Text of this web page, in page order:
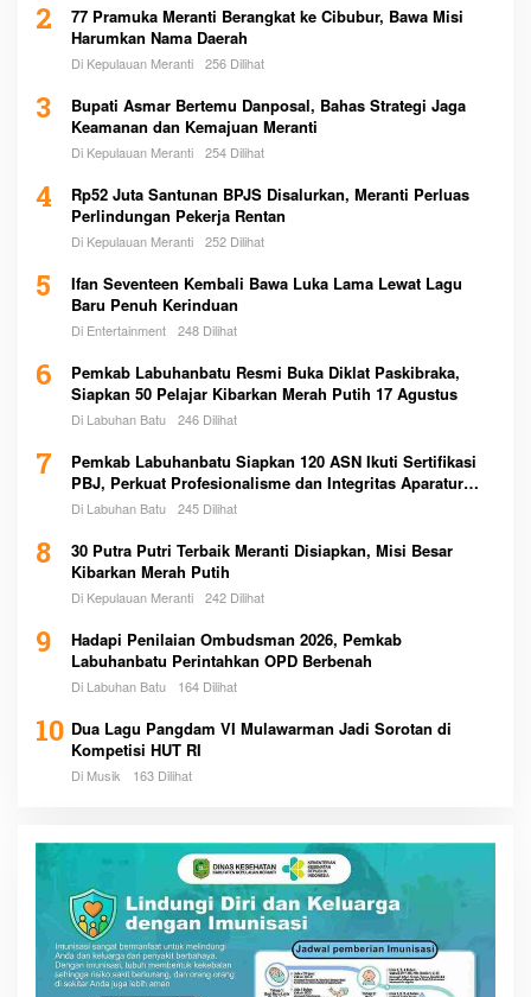
2
77 Pramuka Meranti Berangkat ke Cibubur, Bawa Misi
Harumkan Nama Daerah
Di Kepulauan Meranti 256 Dilihat
3
Bupati Asmar Bertemu Danposal, Bahas Strategi Jaga
Keamanan dan Kemajuan Meranti
Di Kepulauan Meranti 254 Dilihat
4
Rp52 Juta Santunan BPJS Disalurkan, Meranti Perluas
Perlindungan Pekerja Rentan
Di Kepulauan Meranti 252 Dilihat
5
Ifan Seventeen Kembali Bawa Luka Lama Lewat Lagu
Baru Penuh Kerinduan
Di Entertainment 248 Dilihat
6
Pemkab Labuhanbatu Resmi Buka Diklat Paskibraka,
Siapkan 50 Pelajar Kibarkan Merah Putih 17 Agustus
Di Labuhan Batu 246 Dilihat
7
Pemkab Labuhanbatu Siapkan 120 ASN Ikuti Sertifikasi
PBJ, Perkuat Profesionalisme dan Integritas Aparatur
Pemerintah
Di Labuhan Batu 245 Dilihat
8
30 Putra Putri Terbaik Meranti Disiapkan, Misi Besar
Kibarkan Merah Putih
Di Kepulauan Meranti 242 Dilihat
9
Hadapi Penilaian Ombudsman 2026, Pemkab
Labuhanbatu Perintahkan OPD Berbenah
Di Labuhan Batu 164 Dilihat
10 Dua Lagu Pangdam VI Mulawarman Jadi Sorotan di
Kompetisi HUT RI
Di Musik 163 Dilihat